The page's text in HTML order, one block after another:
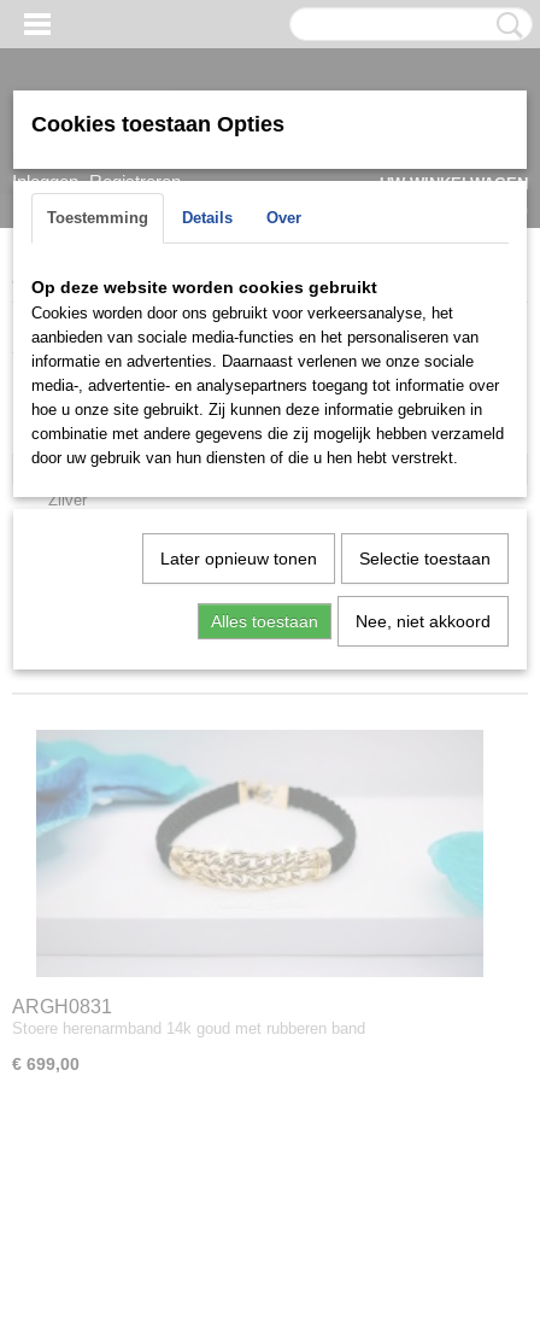
Inloggen Registreren
UW WINKELWAGEN
(0)
Home > Armband > Heren Goud/witgoud
Armband
Dames
Heren
Goud/witgoud
Zilver
1 2 »
ARGH0831
Stoere herenarmband 14k goud met rubberen band
€ 699,00
Cookies toestaan Opties
Toestemming Details Over
Op deze website worden cookies gebruikt
Cookies worden door ons gebruikt voor verkeersanalyse, het
aanbieden van sociale media-functies en het personaliseren van
informatie en advertenties. Daarnaast verlenen we onze sociale
media-, advertentie- en analysepartners toegang tot informatie over
hoe u onze site gebruikt. Zij kunnen deze informatie gebruiken in
combinatie met andere gegevens die zij mogelijk hebben verzameld
door uw gebruik van hun diensten of die u hen hebt verstrekt.
Later opnieuw tonen Selectie toestaan
Alles toestaan Nee, niet akkoord